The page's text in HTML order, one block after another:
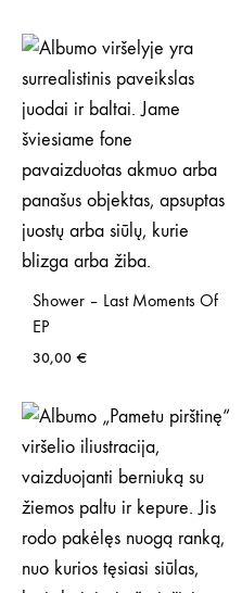
Shower – Last Moments Of
EP
30,00 €